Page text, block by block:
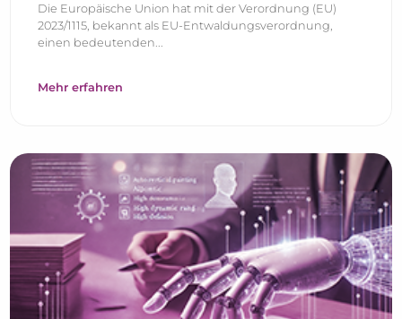
Die Europäische Union hat mit der Verordnung (EU)
2023/1115, bekannt als EU-Entwaldungsverordnung,
einen bedeutenden...
Mehr erfahren